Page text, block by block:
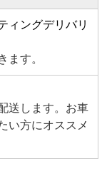
ィングデリバリ
ます。
送します。お車
い方にオススメ